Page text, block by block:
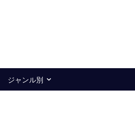
ジャンル別